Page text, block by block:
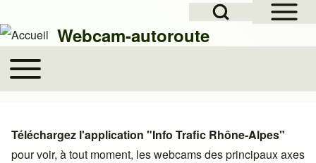
Close search
Rechercher
Webcam-autoroute
Main navigation
Toggle main menu
Téléchargez l'application "Info Trafic Rhône-Alpes"
pour voir, à tout moment, les webcams des principaux axes